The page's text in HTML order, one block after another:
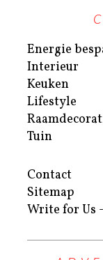
Energie
Interieur
Keuken
Lifestyle
Tuin
Contact
Sitemap
Write for Us